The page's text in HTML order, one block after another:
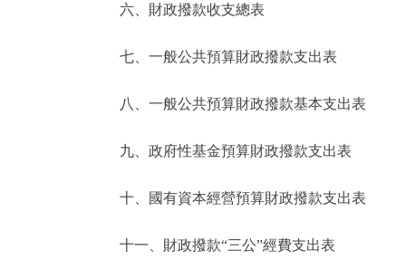
ENGLISH
六、財政撥款收支總表
七、一般公共預算財政撥款支出表
八、一般公共預算財政撥款基本支出表
九、政府性基金預算財政撥款支出表
十、國有資本經營預算財政撥款支出表
十一、財政撥款“三公”經費支出表